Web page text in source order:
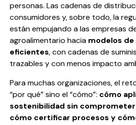
personas. Las cadenas de
consumidores y, sobre todo, la
están empujando a las empresas
agroalimentario hacia modelos
eficientes, concadenas de
trazables y con menos impacto
Para muchas organizaciones, el
“por qué” sino el “cómo”: cómo
sostenibilidad sin
cómo certificar procesos y